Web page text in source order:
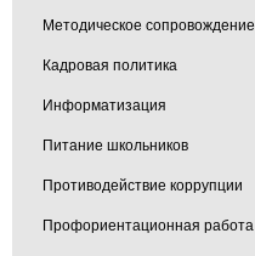
Методическое сопровождение
Кадровая политика
Информатизация
Питание школьников
Противодействие коррупции
Профориентационная работа